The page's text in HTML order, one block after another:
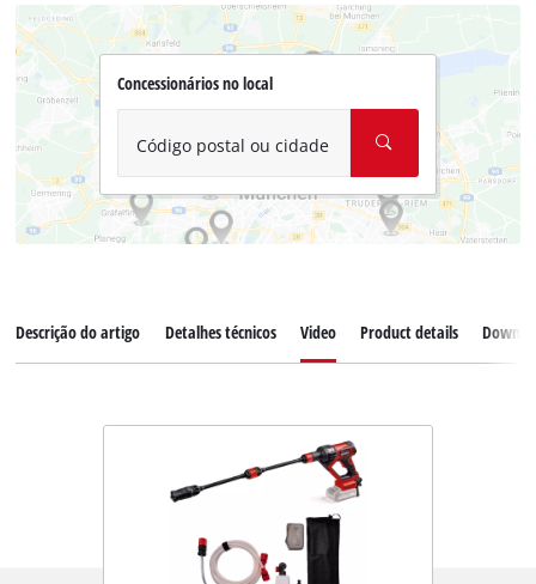
Concessionários no local
Código postal ou cidade
Descrição do artigo Detalhes técnicos Video Product details